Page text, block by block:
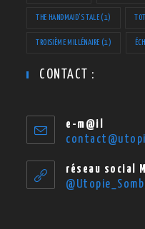
THE HANDMAID'S TALE (1)
TROISIÈME MILLÉNAIRE (1)
CONTACT :
e-m@il
réseau social